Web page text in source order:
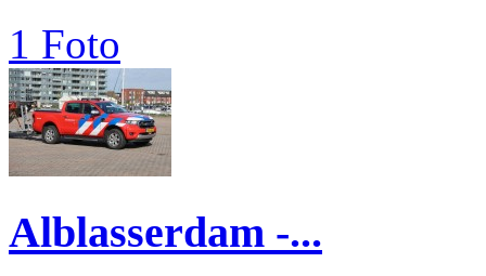
1 Foto
Alblasserdam -...